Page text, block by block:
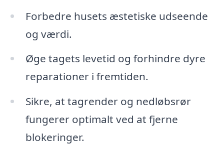
Forbedre husets æstetiske udseende
og værdi.
Øge tagets levetid og forhindre dyre
reparationer i fremtiden.
Sikre, at tagrender og nedløbsrør
fungerer optimalt ved at fjerne
blokeringer.